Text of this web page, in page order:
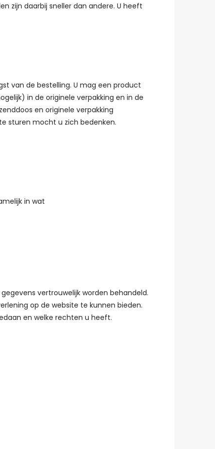
zijn daarbij sneller dan andere. U heeft
van de bestelling. U mag een product
in de originele verpakking en in de
en originele verpakking
sturen mocht u zich bedenken.
in wat
vertrouwelijk worden behandeld.
op de website te kunnen bieden.
en welke rechten u heeft.